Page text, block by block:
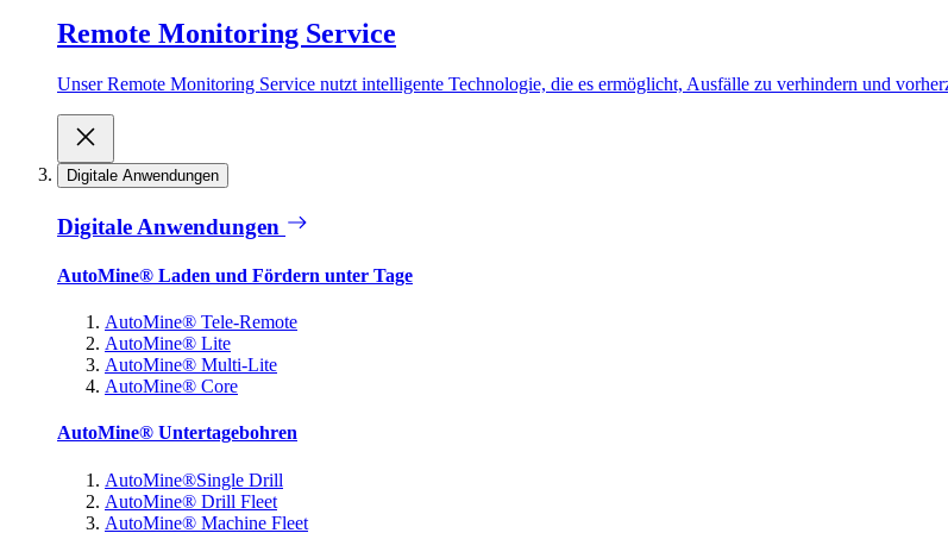
Remote Monitoring Service
Unser Remote Monitoring Service nutzt intelligente Technologie, die es ermöglicht, Ausfälle zu verhindern und
Digitale Anwendungen
Digitale Anwendungen
AutoMine® Laden und Fördern unter Tage
AutoMine® Tele-Remote
AutoMine® Lite
AutoMine® Multi-Lite
AutoMine® Core
AutoMine® Untertagebohren
AutoMine®Single Drill
AutoMine® Drill Fleet
AutoMine® Machine Fleet